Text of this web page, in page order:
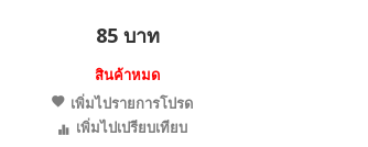
85 บาท
สินค้าหมด
เพิ่มไปรายการโปรด
เพิ่มไปเปรียบเทียบ